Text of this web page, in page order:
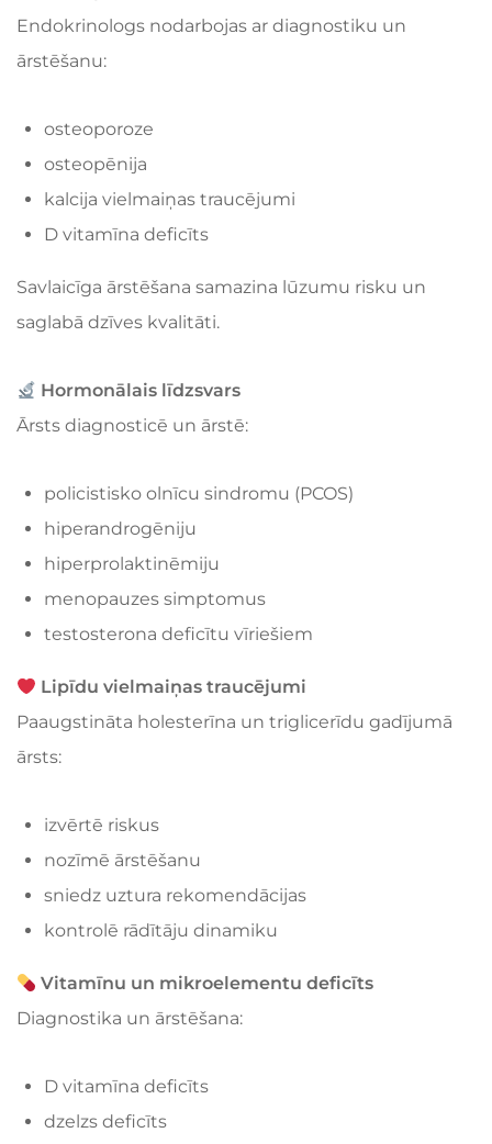
Endokrinologs nodarbojas ar diagnostiku un
ārstēšanu:
osteoporoze
osteopēnija
kalcija vielmaiņas traucējumi
D vitamīna deficīts
Savlaicīga ārstēšana samazina lūzumu risku un
saglabā dzīves kvalitāti.
Hormonālais līdzsvars
Ārsts diagnosticē un ārstē:
policistisko olnīcu sindromu (PCOS)
hiperandrogēniju
hiperprolaktinēmiju
menopauzes simptomus
testosterona deficītu vīriešiem
Lipīdu vielmaiņas traucējumi
Paaugstināta holesterīna un triglicerīdu gadījumā
ārsts:
izvērtē riskus
nozīmē ārstēšanu
sniedz uztura rekomendācijas
kontrolē rādītāju dinamiku
Vitamīnu un mikroelementu deficīts
Diagnostika un ārstēšana:
D vitamīna deficīts
dzelzs deficīts